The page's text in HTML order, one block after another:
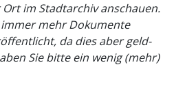
im Stadtarchiv anschauen.
mehr Dokumente
da dies aber geld-
Sie bitte ein wenig (mehr)